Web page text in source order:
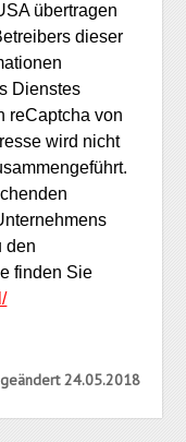
übertragen
dieser
Dienstes
reCaptcha von
wird nicht
den
finden Sie
geändert 24.05.2018